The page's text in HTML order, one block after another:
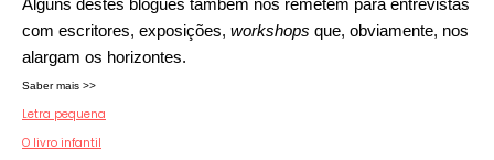
Alguns destes blogues também nos remetem para entrevistas
com escritores, exposições, workshops que, obviamente, nos
alargam os horizontes.
Saber mais >>
Letra pequena
O livro infantil